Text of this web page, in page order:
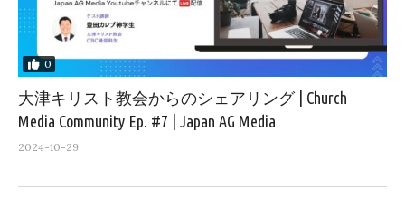
0
大津キリスト教会からのシェアリング | Church
Media Community Ep. #7 | Japan AG Media
2024-10-29